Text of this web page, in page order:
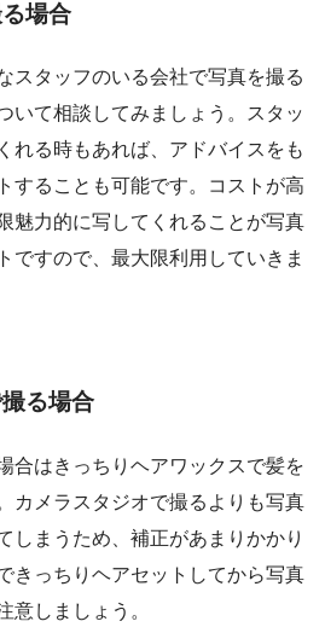
場合
スタッフのいる会社で写真を撮る
いて相談してみましょう。スタッ
れる時もあれば、アドバイスをも
することも可能です。コストが高
魅力的に写してくれることが写真
ですので、最大限利用していきま
る場合
合はきっちりヘアワックスで髪を
カメラスタジオで撮るよりも写真
しまうため、補正があまりかかり
きっちりヘアセットしてから写真
意しましょう。